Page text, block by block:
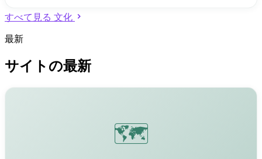
すべて見る 文化
最新
サイトの最新
🗺️